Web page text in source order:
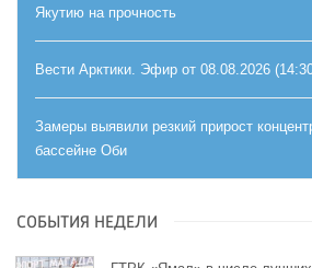
Якутию на прочность
Вести Арктики. Эфир от 08.08.2026
Замеры выявили резкий прирост
бассейне Оби
СОБЫТИЯ НЕДЕЛИ